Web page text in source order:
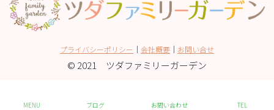
プライバシーポリシー │ 会社概要 │ お問い合せ
© 2021 ツダファミリーガーデン
MENU ブログ お問い合わせ TEL